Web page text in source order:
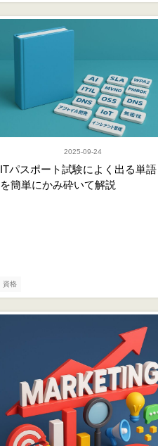
資格
2025-09-24
ITパスポート試験によく出る単語
を簡単にかみ砕いて解説